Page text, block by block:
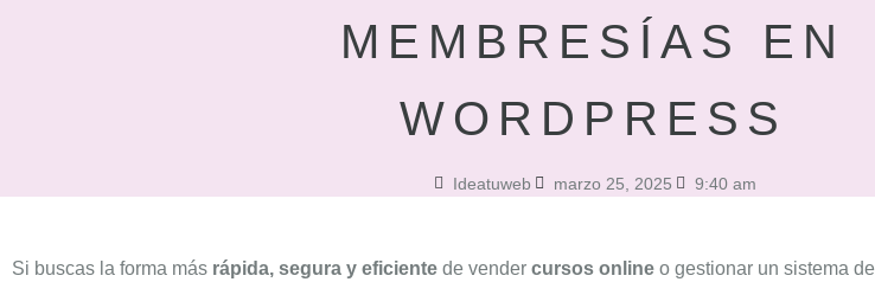
MEMBRESÍAS EN
WORDPRESS
Ideatuweb marzo 25, 2025 9:40 am
Si buscas la forma más rápida, segura y eficiente de vender cursos online o gestionar un sistema de